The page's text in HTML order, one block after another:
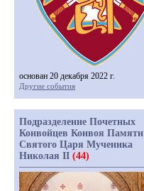
основан 20 декабря 2022 г.
Другие события
Подразделение Почетных
Конвойцев Конвоя Памяти
Святого Царя Мученика
Николая II (44)